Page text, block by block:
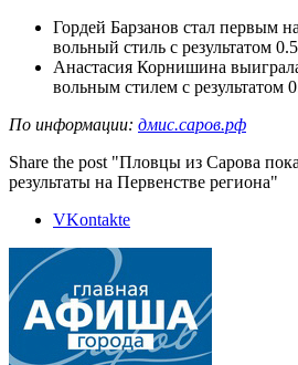
Гордей Барзанов стал первым
вольный стиль с результатом
Анастасия Корнишина
вольным стилем с результатом
По информации: дмис.саров.рф
Share the post "Пловцы из Сарова
результаты на Первенстве региона"
VKontakte